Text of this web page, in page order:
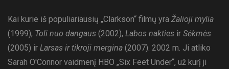
Kai kurie iš populiariausių „Clarkson“ filmų yra Žalioji mylia
(1999), Toli nuo dangaus (2002), Labos nakties ir Sėkmės
(2005) ir Larsas ir tikroji mergina (2007). 2002 m. Ji atliko
Sarah O'Connor vaidmenį HBO „Six Feet Under“, už kurį ji